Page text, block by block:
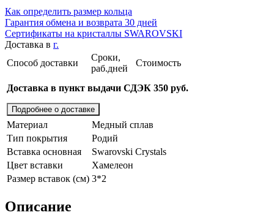
Как определить размер кольца
Гарантия обмена и возврата 30 дней
Сертификаты на кристаллы SWAROVSKI
Доставка в г.
Способ доставки
Сроки,
раб.дней
Стоимость
Доставка в пункт выдачи СДЭК 350 руб.
Подробнее о доставке
Материал
Медный сплав
Тип покрытия
Родий
Вставка основная
Swarovski Crystals
Цвет вставки
Хамелеон
Размер вставок (см) 3*2
Описание